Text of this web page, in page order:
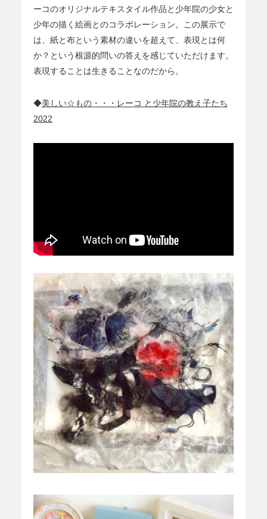
ーコのオリジナルテキスタイル作品と少年院の少女と
少年の描く絵画とのコラボレーション。この展示で
は、紙と布という素材の違いを超えて、表現とは何
か？という根源的問いの答えを感じていただけます。
表現することは生きることなのだから。
◆美しい☆もの・・・レーコ と少年院の教え子たち
2022